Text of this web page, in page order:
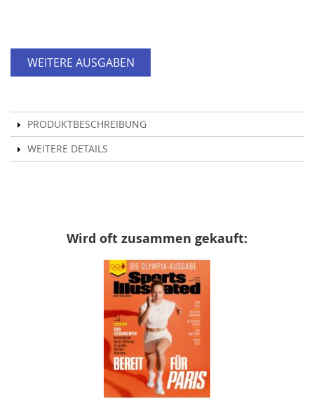
WEITERE AUSGABEN
PRODUKTBESCHREIBUNG
WEITERE DETAILS
Wird oft zusammen gekauft: